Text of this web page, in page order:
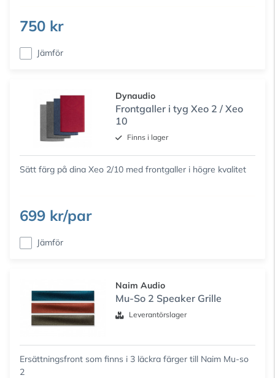
750 kr
Jämför
Dynaudio
Frontgaller i tyg Xeo 2 / Xeo
10
Finns i lager
Sätt färg på dina Xeo 2/10 med frontgaller i högre kvalitet
699 kr/par
Jämför
Naim Audio
Mu-So 2 Speaker Grille
Leverantörslager
Ersättningsfront som finns i 3 läckra färger till Naim Mu-so
2